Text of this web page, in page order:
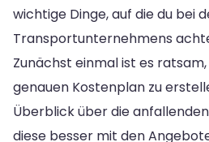
wichtige Dinge, auf die du bei
Transportunternehmens
Zunächst einmal ist es
genauen Kostenplan zu
Überblick über die
diese besser mit den